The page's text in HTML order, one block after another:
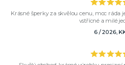
Krásné šperky za skvělou cenu, moc ráda
vstřícné a milé
6 / 2026,